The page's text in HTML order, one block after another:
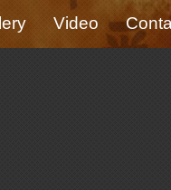
Video